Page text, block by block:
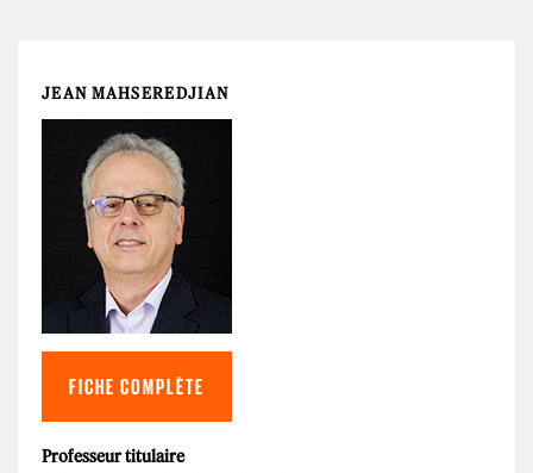
JEAN MAHSEREDJIAN
FICHE COMPLÈTE
Professeur titulaire